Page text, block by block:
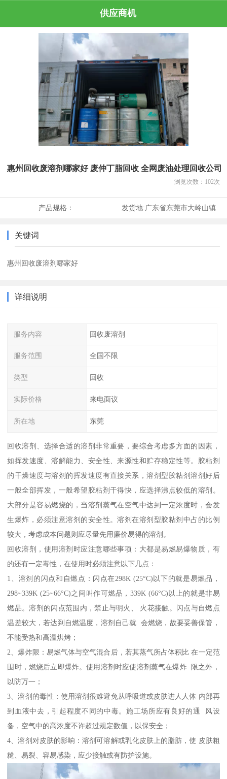
供应商机
惠州回收废溶剂哪家好 废仲丁脂回收 全网废油处理回收公司
浏览次数： 102次
产品规格： 发货地:广东省东莞市大岭山镇
关键词
惠州回收废溶剂哪家好
详细说明
服务内容 回收废溶剂
服务范围 全国不限
类型 回收
实际价格 来电面议
所在地 东莞
回收溶剂、选择合适的溶剂非常重要，要综合考虑多方面的因素，
如挥发速度、溶解能力、安全性、来源性和贮存稳定性等。胶粘剂
的干燥速度与溶剂的挥发速度有直接关系，溶剂型胶粘剂溶剂好后
一般全部挥发，一般希望胶粘剂干得快，应选择沸点较低的溶剂。
大部分是容易燃烧的，当溶剂蒸气在空气中达到一定浓度时，会发
生爆炸，必须注意溶剂的安全性。溶剂在溶剂型胶粘剂中占的比例
较大，考虑成本问题则应尽量先用廉价易得的溶剂。
回收溶剂，使用溶剂时应注意哪些事项：大都是易燃易爆物质，有
的还有一定毒性，在使用时必须注意以下几点：
1、溶剂的闪点和自燃点：闪点在298K (25°C)以下的就是易燃品，
298~339K (25~66°C)之间叫作可燃品，339K (66°C)以上的就是非易
燃品。溶剂的闪点范围内，禁止与明火、 火花接触。闪点与自燃点
温差较大，若达到自燃温度，溶剂自己就 会燃烧，故要妥善保管，
不能受热和高温烘烤；
2、爆炸限：易燃气体与空气混合后，若其蒸气所占体积比 在一定范
围时，燃烧后立即爆炸。使用溶剂时应使溶剂蒸气在爆炸 限之外，
以防万一；
3、溶剂的毒性：使用溶剂很难避免从呼吸道或皮肤进人人体 内部再
到血液中去，引起程度不同的中毒。施工场所应有良好的通 风设
备，空气中的高浓度不许超过规定数值，以保安全；
4、溶剂对皮肤的影响：溶剂可溶解或乳化皮肤上的脂肪，使 皮肤粗
糙、易裂、容易感染，应少接触或有防护设施。